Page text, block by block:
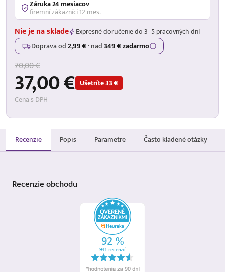
Záruka 24 mesiacov
firemní zákazníci 12 mes.
Nie je na sklade
Expresné doručenie do 3–5 pracovných dní
Doprava od2,99 €·nad349 € zadarmo
70,00 €
37,00 € Ušetríte 33 €
Cena s DPH
Recenzie Popis Parametre Často kladené otázky
Recenzieobchodu